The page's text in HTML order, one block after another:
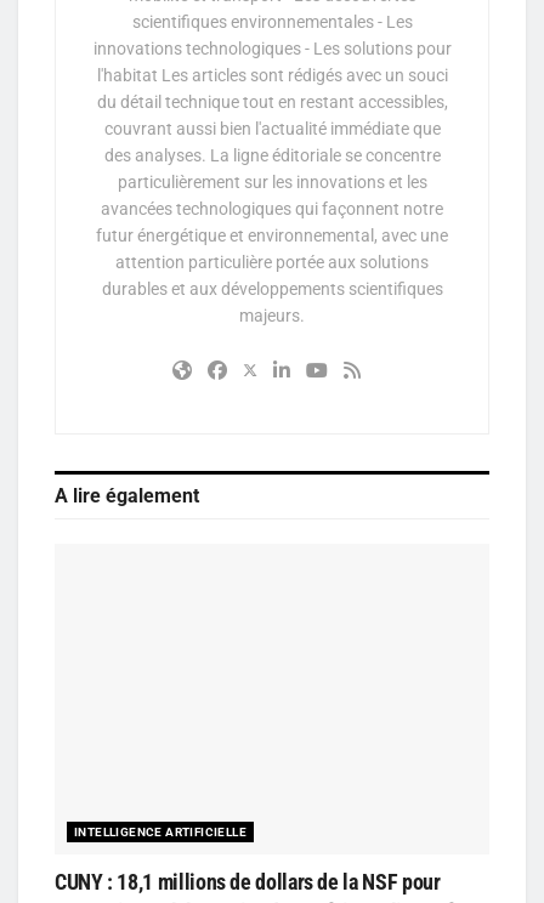
scientifiques environnementales - Les
innovations technologiques - Les solutions pour
l'habitat Les articles sont rédigés avec un souci
du détail technique tout en restant accessibles,
couvrant aussi bien l'actualité immédiate que
des analyses. La ligne éditoriale se concentre
particulièrement sur les innovations et les
avancées technologiques qui façonnent notre
futur énergétique et environnemental, avec une
attention particulière portée aux solutions
durables et aux développements scientifiques
majeurs.
A lire également
INTELLIGENCE ARTIFICIELLE
CUNY : 18,1 millions de dollars de la NSF pour